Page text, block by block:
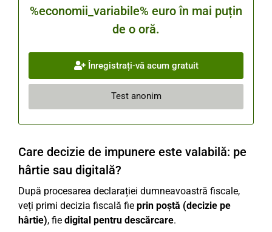
%economii_variabile% euro în mai puțin
de o oră.
Înregistrați-vă acum gratuit
Test anonim
Care decizie de impunere este valabilă: pe
hârtie sau digitală?
După procesarea declarației dumneavoastră fiscale,
veți primi decizia fiscală fie prin poștă (decizie pe
hârtie), fie digital pentru descărcare.